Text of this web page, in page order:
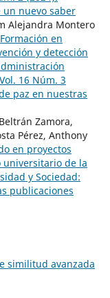
un nuevo saber
Alejandra Montero
Formación en
y detección
16 Núm. 3
paz en nuestras
Zamora,
Pérez, Anthony
en proyectos
universitario de la
y Sociedad:
publicaciones
similitud avanzada